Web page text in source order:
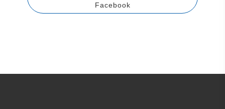
Facebook